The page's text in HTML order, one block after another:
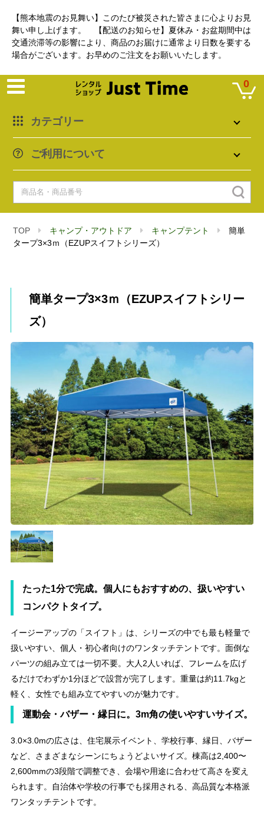
【熊本地震のお見舞い】このたび被災された皆さまに心よりお見
舞い申し上げます。 【配送のお知らせ】夏休み・お盆期間中は
交通渋滞等の影響により、商品のお届けに通常より日数を要する
場合がございます。お早めのご注文をお願いいたします。
カテゴリー
ご利用について
0
TOP キャンプ・アウトドア キャンプテント
簡単
タープ3×3ｍ（EZUPスイフトシリーズ）
簡単タープ3×3ｍ（EZUPスイフトシリー
ズ）
たった1分で完成。個人にもおすすめの、扱いやすい
コンパクトタイプ。
イージーアップの「スイフト」は、シリーズの中でも最も軽量で
扱いやすい、個人・初心者向けのワンタッチテントです。面倒な
パーツの組み立ては一切不要。大人2人いれば、フレームを広げ
るだけでわずか1分ほどで設営が完了します。重量は約11.7kgと
軽く、女性でも組み立てやすいのが魅力です。
運動会・バザー・縁日に。3m角の使いやすいサイズ。
3.0×3.0mの広さは、住宅展示イベント、学校行事、縁日、バザー
など、さまざまなシーンにちょうどよいサイズ。棟高は2,400〜
2,600mmの3段階で調整でき、会場や用途に合わせて高さを変え
られます。自治体や学校の行事でも採用される、高品質な本格派
ワンタッチテントです。